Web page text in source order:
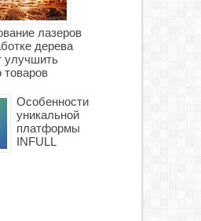
лазеров
дерева
улучшить
товаров
Особенности
уникальной
платформы
INFULL